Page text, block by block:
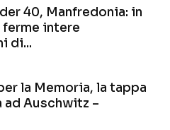
40, Manfredonia: in
intere
di...
la Memoria, la tappa
ad Auschwitz –